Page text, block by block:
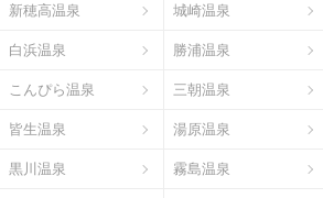
新穂高温泉 城崎温泉
白浜温泉 勝浦温泉
こんぴら温泉 三朝温泉
皆生温泉 湯原温泉
黒川温泉 霧島温泉